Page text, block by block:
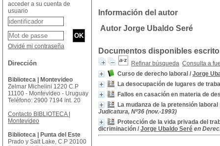
Información del autor
Autor Jorge Ubaldo Seré
Documentos disponibles
Refinar búsqueda Consulta a
Curso de derecho laboral / Jorge
La desocupación de lugares de
Fallos en casación en materia de
La mudanza de la pretensión
Judicatura, Nº36 (nov.-1993)
Protección de la vida privada del
dicriminación / Jorge Ubaldo Seré en
acceder a su cuenta de
usuario
Olvidé mi contraseña
Dirección
Biblioteca | Montevideo
Zelmar Michelini 1220 C.P
11100 - Montevideo - Uruguay
Teléfono: 2900 7194 int. 20
Contacto BIBLIOTECA |
Montevideo
Biblioteca | Punta del Este
Prado y Salt Lake, C.P 20100